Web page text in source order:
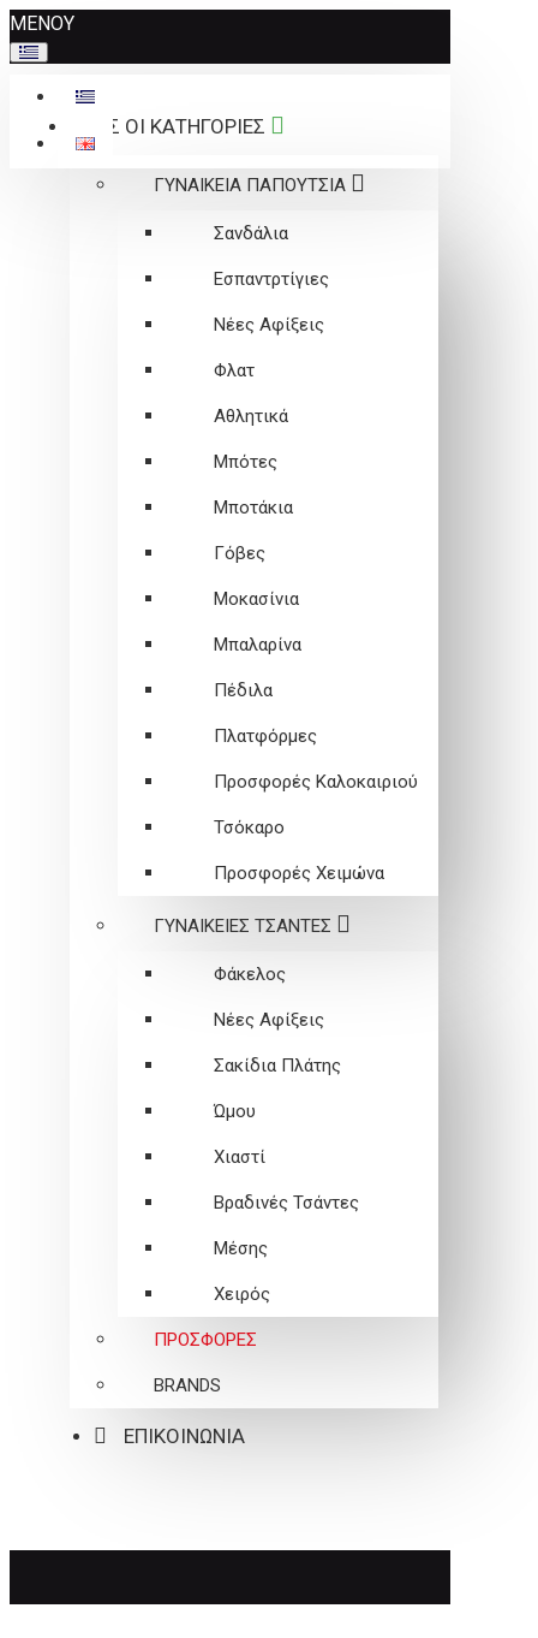
Σημείωση:
Αυτός
ο
ιστότοπος
περιλαμβάνει
ΜΕΝΟΥ
ΟΛΕΣ ΟΙ ΚΑΤΗΓΟΡΙΕΣ
ΓΥΝΑΙΚΕΙΑ ΠΑΠΟΥΤΣΙΑ
Σανδάλια
Εσπαντρτίγιες
Νέες Αφίξεις
Φλατ
Αθλητικά
Μπότες
Μποτάκια
Γόβες
Μοκασίνια
Μπαλαρίνα
Πέδιλα
Πλατφόρμες
Προσφορές Καλοκαιριού
Τσόκαρο
Προσφορές Χειμώνα
ΓΥΝΑΙΚΕΙEΣ ΤΣΑΝΤΕΣ
Φάκελος
Νέες Αφίξεις
Σακίδια Πλάτης
Ώμου
Χιαστί
Βραδινές Τσάντες
Μέσης
Χειρός
ΠΡΟΣΦΟΡΕΣ
BRANDS
ΕΠΙΚΟΙΝΩΝΙΑ